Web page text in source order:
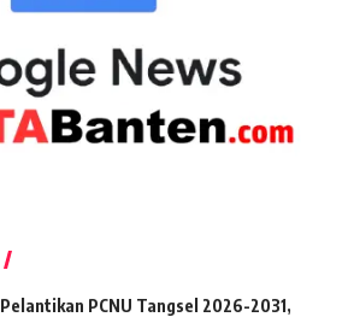
Pelantikan PCNU Tangsel 2026-2031,